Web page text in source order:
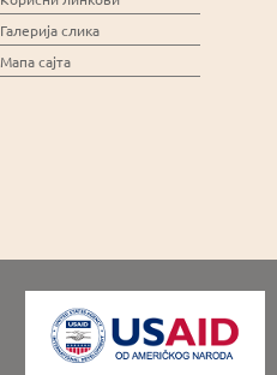
Галерија слика
Мапа сајта